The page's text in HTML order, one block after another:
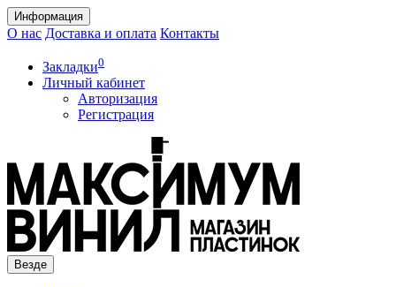
Информация
О нас Доставка и оплата Контакты
Закладки0
Личный кабинет
Авторизация
Регистрация
Везде